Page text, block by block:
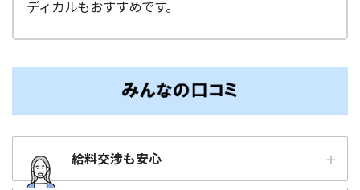
ディカルもおすすめです。
給料交渉も安心